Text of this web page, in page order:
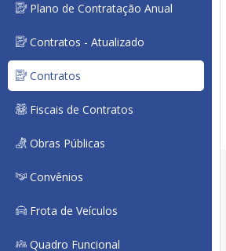
Plano de Contratação Anual
Contratos - Atualizado
Contratos
Fiscais de Contratos
Obras Públicas
Convênios
Frota de Veículos
Quadro Funcional